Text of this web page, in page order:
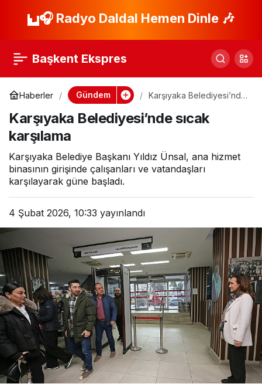
🎧 Radyo Daldal Hemen Dinle 🎶
Başkent Ekspres
Haberler Gündem
Karşıyaka Belediyesi’nde
Karşıyaka Belediyesi’nde sıcak
karşılama
Karşıyaka Belediye Başkanı Yıldız Ünsal, ana hizmet
binasının girişinde çalışanları ve vatandaşları
karşılayarak güne başladı.
4 Şubat 2026, 10:33 yayınlandı
Başiskele’de Dijital
Başladı, İSU ve
Başiskele Belediyesi
Arasında Protokol
İmzalandı
Paylaş